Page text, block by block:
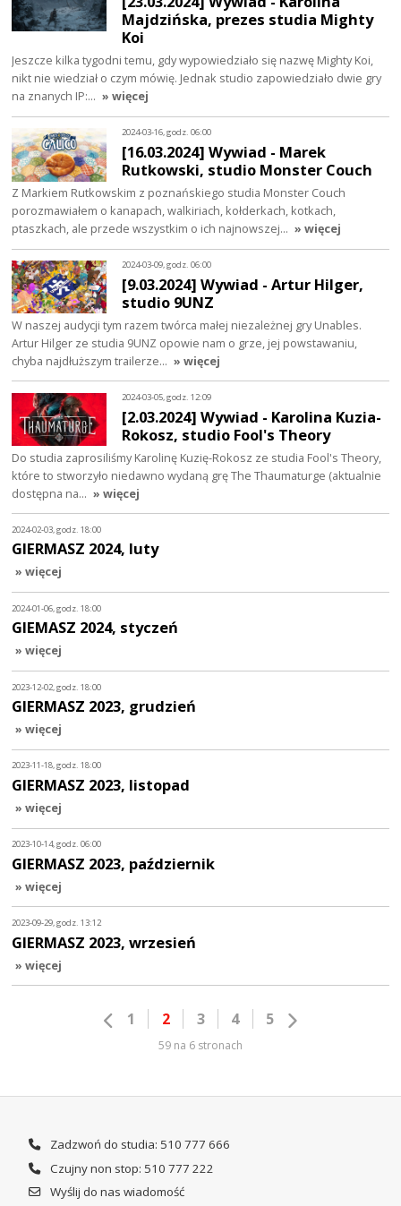
Majdzińska, prezes studia Mighty
Koi
Jeszcze kilka tygodni temu, gdy wypowiedziało się nazwę Mighty Koi,
nikt nie wiedział o czym mówię. Jednak studio zapowiedziało dwie gry
na znanych IP:… » więcej
2024-03-16, godz. 06:00
[16.03.2024] Wywiad - Marek
Rutkowski, studio Monster Couch
Z Markiem Rutkowskim z poznańskiego studia Monster Couch
porozmawiałem o kanapach, walkiriach, kołderkach, kotkach,
ptaszkach, ale przede wszystkim o ich najnowszej… » więcej
2024-03-09, godz. 06:00
[9.03.2024] Wywiad - Artur Hilger,
studio 9UNZ
W naszej audycji tym razem twórca małej niezależnej gry Unables.
Artur Hilger ze studia 9UNZ opowie nam o grze, jej powstawaniu,
chyba najdłuższym trailerze… » więcej
2024-03-05, godz. 12:09
[2.03.2024] Wywiad - Karolina Kuzia-
Rokosz, studio Fool's Theory
Do studia zaprosiliśmy Karolinę Kuzię-Rokosz ze studia Fool's Theory,
które to stworzyło niedawno wydaną grę The Thaumaturge (aktualnie
dostępna na… » więcej
2024-02-03, godz. 18:00
GIERMASZ 2024, luty
» więcej
2024-01-06, godz. 18:00
GIEMASZ 2024, styczeń
» więcej
2023-12-02, godz. 18:00
GIERMASZ 2023, grudzień
» więcej
2023-11-18, godz. 18:00
GIERMASZ 2023, listopad
» więcej
2023-10-14, godz. 06:00
GIERMASZ 2023, październik
» więcej
2023-09-29, godz. 13:12
GIERMASZ 2023, wrzesień
» więcej
1 2 3 4 5
59 na 6 stronach
Zadzwoń do studia: 510 777 666
Czujny non stop: 510 777 222
Wyślij do nas wiadomość